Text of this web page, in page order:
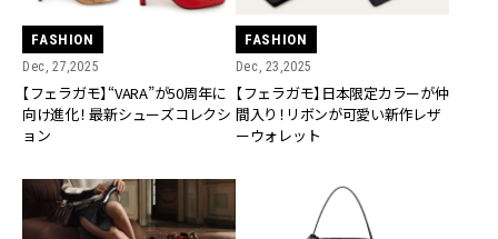
FASHION
Dec, 27,2025
【フェラガモ】“VARA”が50周年に
向け進化！ 最新シューズコレクシ
ョン
FASHION
Dec, 23,2025
【フェラガモ】日本限定カラーが仲
間入り！リボンが可愛い新作レザ
ーウォレット